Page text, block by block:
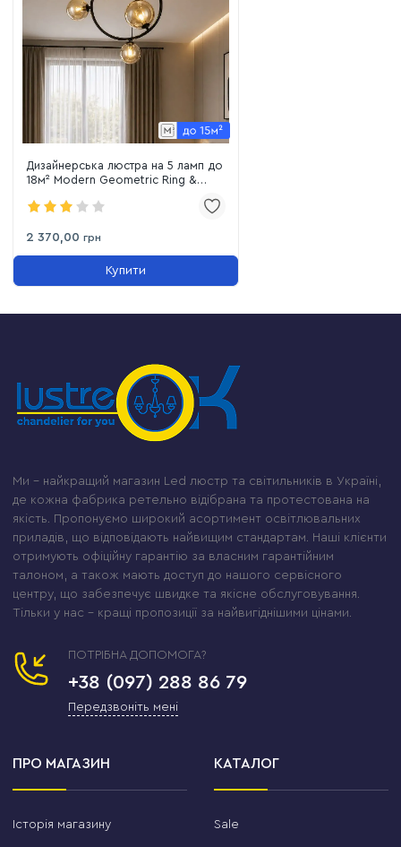
Дизайнерська люстра на 5 ламп до
18м² Modern Geometric Ring &
2 370,00 грн
Купити
Ми – найкращий магазин Led люстр та світильників в Україні,
де кожна фабрика ретельно відібрана та протестована на
якість. Пропонуємо широкий асортимент освітлювальних
приладів, що відповідають найвищим стандартам. Наші клієнти
отримують офіційну гарантію за власним гарантійним
талоном, а також мають доступ до нашого сервісного
центру, що забезпечує швидке та якісне обслуговування.
Тільки у нас – кращі пропозиції за найвигіднішими цінами.
ПОТРІБНА ДОПОМОГА?
+38 (097) 288 86 79
Передзвоніть мені
ПРО МАГАЗИН
Історія магазину
КАТАЛОГ
Sale